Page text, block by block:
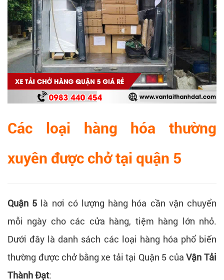
Các loại hàng hóa thường
xuyên được chở tại quận 5
Quận 5 là nơi có lượng hàng hóa cần vận chuyển
mỗi ngày cho các cửa hàng, tiệm hàng lớn nhỏ.
Dưới đây là danh sách các loại hàng hóa phổ biến
thường được chở bằng xe tải tại Quận 5 củaVận Tải
Thành Đạt: